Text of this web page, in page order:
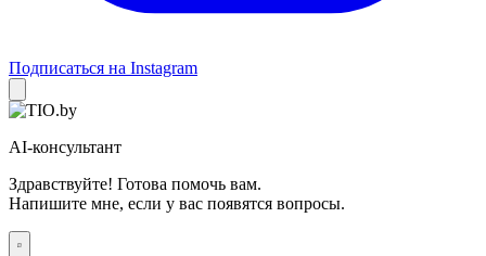
Подписаться на Instagram
AI-консультант
Здравствуйте! Готова помочь вам.
Напишите мне, если у вас появятся вопросы.